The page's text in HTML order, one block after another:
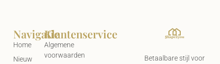
Betaalbare stijl voor
Klantenservice
Algemene
voorwaarden
Navigatie
Home
Nieuw